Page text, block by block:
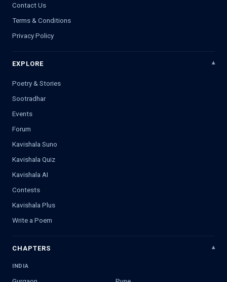
Contact Us
Terms & Conditions
Privacy Policy
EXPLORE
Poetry & Stories
Sootradhar
Events
Forum
Kavishala Suno
Kavishala Quiz
Kavishala AI
Contests
Kavishala Plus
Write a Poem
CHAPTERS
INDIA